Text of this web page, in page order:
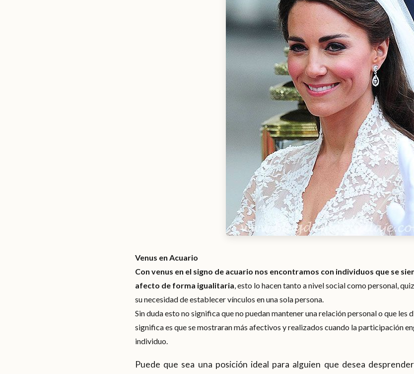
Venus en Acuario
Con venus en el signo de acuario nos encontramos con individuos que se
afecto de forma igualitaria , esto lo hacen tanto a nivel social como personal,
su necesidad de establecer vínculos en una sola persona.
Sin duda esto no significa que no puedan mantener una relación personal o que les
significa es que se mostraran más afectivos y realizados cuando la participación
individuo.
Puede que sea una posición ideal para alguien que desea